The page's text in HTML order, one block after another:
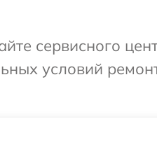
сервисного
условий